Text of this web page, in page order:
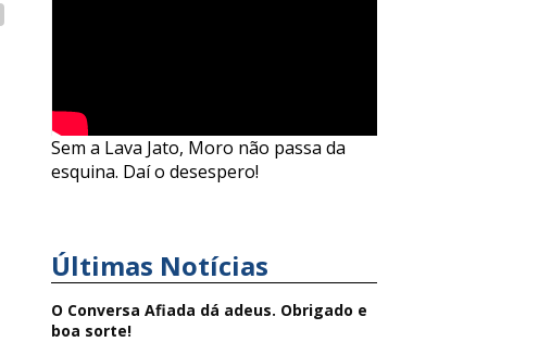
Sem a Lava Jato, Moro não passa da
esquina. Daí o desespero!
Últimas Notícias
O Conversa Afiada dá adeus. Obrigado e
boa sorte!